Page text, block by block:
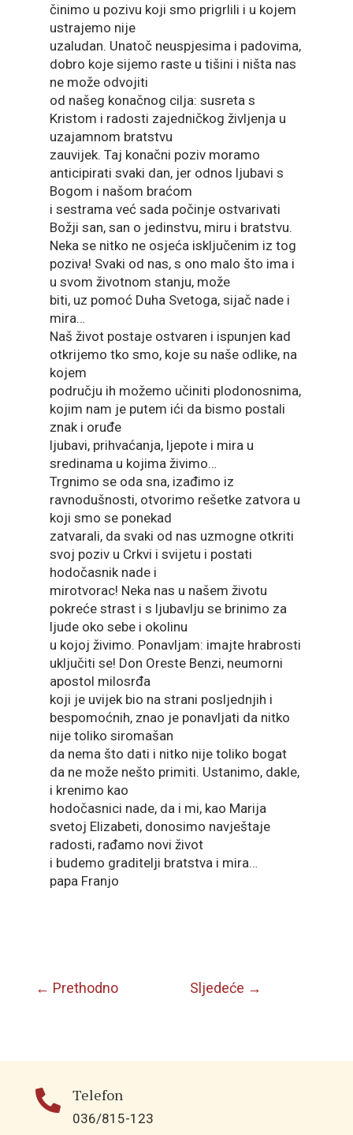
činimo u pozivu koji smo prigrlili i u kojem
ustrajemo nije
uzaludan. Unatoč neuspjesima i padovima,
dobro koje sijemo raste u tišini i ništa nas
ne može odvojiti
od našeg konačnog cilja: susreta s
Kristom i radosti zajedničkog življenja u
uzajamnom bratstvu
zauvijek. Taj konačni poziv moramo
anticipirati svaki dan, jer odnos ljubavi s
Bogom i našom braćom
i sestrama već sada počinje ostvarivati
Božji san, san o jedinstvu, miru i bratstvu.
Neka se nitko ne osjeća isključenim iz tog
poziva! Svaki od nas, s ono malo što ima i
u svom životnom stanju, može
biti, uz pomoć Duha Svetoga, sijač nade i
mira…
Naš život postaje ostvaren i ispunjen kad
otkrijemo tko smo, koje su naše odlike, na
kojem
području ih možemo učiniti plodonosnima,
kojim nam je putem ići da bismo postali
znak i oruđe
ljubavi, prihvaćanja, ljepote i mira u
sredinama u kojima živimo…
Trgnimo se oda sna, izađimo iz
ravnodušnosti, otvorimo rešetke zatvora u
koji smo se ponekad
zatvarali, da svaki od nas uzmogne otkriti
svoj poziv u Crkvi i svijetu i postati
hodočasnik nade i
mirotvorac! Neka nas u našem životu
pokreće strast i s ljubavlju se brinimo za
ljude oko sebe i okolinu
u kojoj živimo. Ponavljam: imajte hrabrosti
uključiti se! Don Oreste Benzi, neumorni
apostol milosrđa
koji je uvijek bio na strani posljednjih i
bespomoćnih, znao je ponavljati da nitko
nije toliko siromašan
da nema što dati i nitko nije toliko bogat
da ne može nešto primiti. Ustanimo, dakle,
i krenimo kao
hodočasnici nade, da i mi, kao Marija
svetoj Elizabeti, donosimo navještaje
radosti, rađamo novi život
i budemo graditelji bratstva i mira…
papa Franjo
← Prethodno Sljedeće →
 Telefon
036/815-123